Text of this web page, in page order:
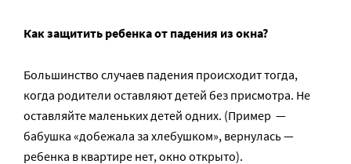
Как защитить ребенка от падения из окна?
Большинство случаев падения происходит тогда,
когда родители оставляют детей без присмотра. Не
оставляйте маленьких детей одних. (Пример —
бабушка «добежала за хлебушком», вернулась —
ребенка в квартире нет, окно открыто).